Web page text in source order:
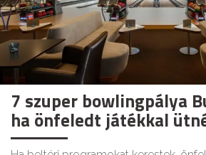
7 szuper bowlingpálya
ha önfeledt játékkal